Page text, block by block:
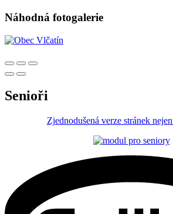
Náhodná fotogalerie
Senioři
Zjednodušená verze stránek